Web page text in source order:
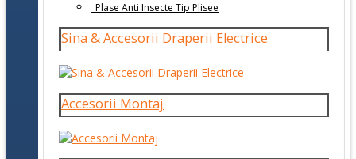
Plase Anti Insecte Tip Plisee
Sina & Accesorii Draperii Electrice
Accesorii Montaj